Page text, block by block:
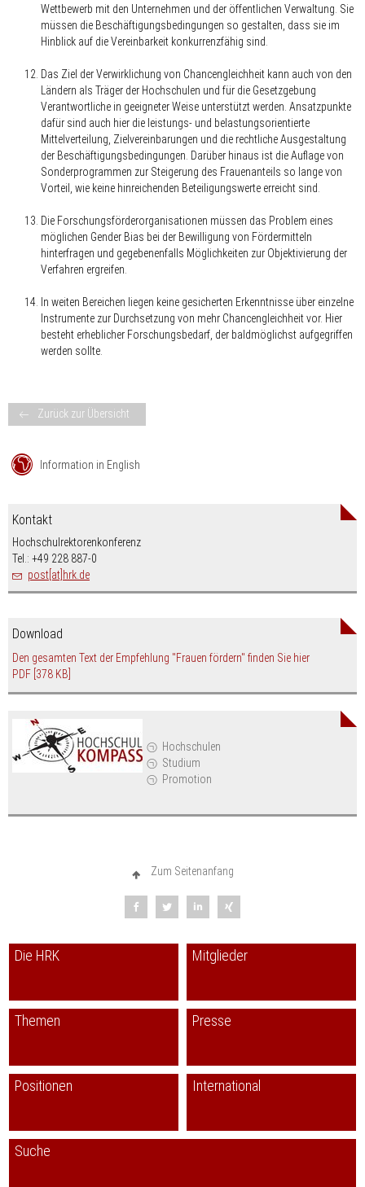
Wettbewerb mit den Unternehmen und der öffentlichen Verwaltung. Sie
müssen die Beschäftigungsbedingungen so gestalten, dass sie im
Hinblick auf die Vereinbarkeit konkurrenzfähig sind.
Das Ziel der Verwirklichung von Chancengleichheit kann auch von den
Ländern als Träger der Hochschulen und für die Gesetzgebung
Verantwortliche in geeigneter Weise unterstützt werden. Ansatzpunkte
dafür sind auch hier die leistungs- und belastungsorientierte
Mittelverteilung, Zielvereinbarungen und die rechtliche Ausgestaltung
der Beschäftigungsbedingungen. Darüber hinaus ist die Auflage von
Sonderprogrammen zur Steigerung des Frauenanteils so lange von
Vorteil, wie keine hinreichenden Beteiligungswerte erreicht sind.
Die Forschungsförderorganisationen müssen das Problem eines
möglichen Gender Bias bei der Bewilligung von Fördermitteln
hinterfragen und gegebenenfalls Möglichkeiten zur Objektivierung der
Verfahren ergreifen.
In weiten Bereichen liegen keine gesicherten Erkenntnisse über einzelne
Instrumente zur Durchsetzung von mehr Chancengleichheit vor. Hier
besteht erheblicher Forschungsbedarf, der baldmöglichst aufgegriffen
werden sollte.
Zurück zur Übersicht
Hochschulen
Studium
Promotion
Information in English
Kontakt
Hochschulrektorenkonferenz
Tel.: +49 228 887-0
post[at]hrk.de
Download
Den gesamten Text der Empfehlung "Frauen fördern" finden Sie hier
PDF [378 KB]
Zum Seitenanfang
Die HRK Mitglieder
Themen Presse
Positionen International
Suche